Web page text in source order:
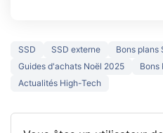
SSD SSD externe
Bons plans
Guides d'achats Noël 2025
Bons
Actualités High-Tech